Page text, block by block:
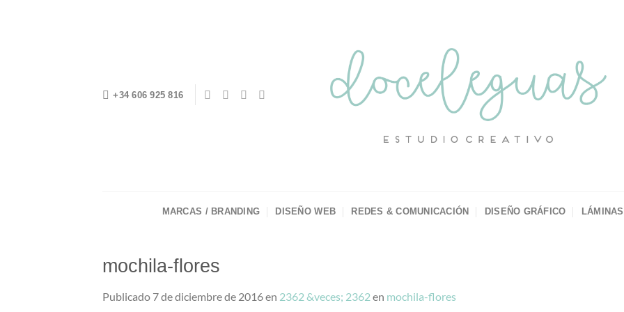
+34 606 925 816
MARCAS / BRANDING DISEÑO WEB REDES & COMUNICACIÓN DISEÑO GRÁFICO LÁMINAS
mochila-flores
Publicado 7 de diciembre de 2016en 2362 &veces; 2362 en mochila-flores